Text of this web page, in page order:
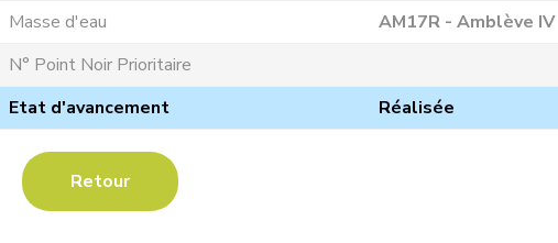
Masse d'eau
AM17R - Amblève IV
N° Point Noir Prioritaire
Etat d'avancement
Réalisée
Retour